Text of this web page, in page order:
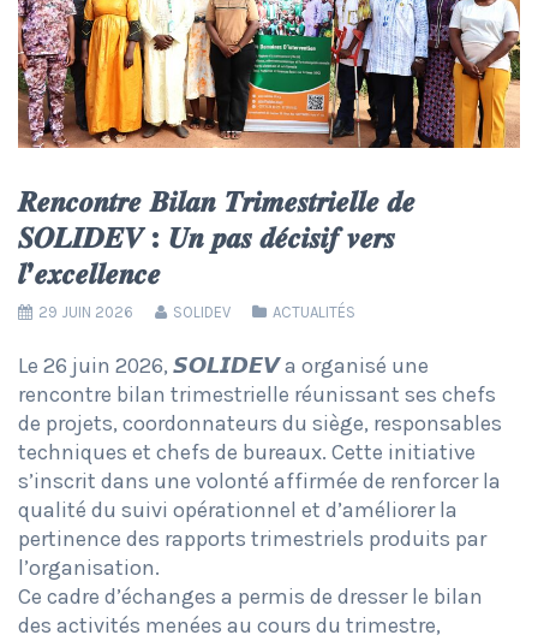
𝑹𝒆𝒏𝒄𝒐𝒏𝒕𝒓𝒆 𝑩𝒊𝒍𝒂𝒏 𝑻𝒓𝒊𝒎𝒆𝒔𝒕𝒓𝒊𝒆𝒍𝒍𝒆 𝒅𝒆
𝑺𝑶𝑳𝑰𝑫𝑬𝑽 : 𝑼𝒏 𝒑𝒂𝒔 𝒅𝒆́𝒄𝒊𝒔𝒊𝒇 𝒗𝒆𝒓𝒔
𝒍’𝒆𝒙𝒄𝒆𝒍𝒍𝒆𝒏𝒄𝒆
29 JUIN 2026 SOLIDEV ACTUALITÉS
Le 26 juin 2026, 𝙎𝙊𝙇𝙄𝘿𝙀𝙑 a organisé une
rencontre bilan trimestrielle réunissant ses chefs
de projets, coordonnateurs du siège, responsables
techniques et chefs de bureaux. Cette initiative
s’inscrit dans une volonté affirmée de renforcer la
qualité du suivi opérationnel et d’améliorer la
pertinence des rapports trimestriels produits par
l’organisation.
Ce cadre d’échanges a permis de dresser le bilan
des activités menées au cours du trimestre,